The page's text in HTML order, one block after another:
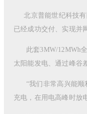
北京普能世纪科技有
已经成功交付、实现并
此套3MW/12MWh全
太阳能发电、通过峰谷
“我们非常高兴能顺利
充电，在用电高峰时放